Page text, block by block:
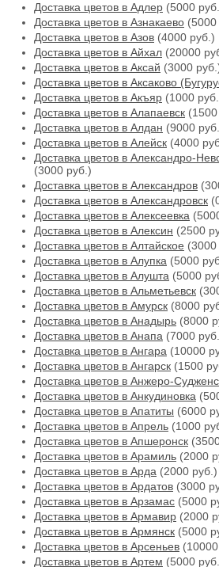
Доставка цветов в Адлер (5000
Доставка цветов в Азнакаево (5000
Доставка цветов в Азов (4000 руб.)
Доставка цветов в Айхал (20000
Доставка цветов в Аксай (3000
Доставка цветов в Аксаково
Доставка цветов в Акъяр (1000
Доставка цветов в Алапаевск
Доставка цветов в Алдан (9000
Доставка цветов в Алейск (4000
Доставка цветов в Александро-
(3000 руб.)
Доставка цветов в Александров
Доставка цветов в Александровск
Доставка цветов в Алексеевка
Доставка цветов в Алексин (2500
Доставка цветов в Алтайское (3000
Доставка цветов в Алупка (5000
Доставка цветов в Алушта (5000
Доставка цветов в Альметьевск
Доставка цветов в Амурск (8000
Доставка цветов в Анадырь (8000
Доставка цветов в Анапа (7000
Доставка цветов в Ангара (10000
Доставка цветов в Ангарск (1500
Доставка цветов в Анжеро-
Доставка цветов в Анкудиновка
Доставка цветов в Апатиты (6000
Доставка цветов в Апрель (1000
Доставка цветов в Апшеронск
Доставка цветов в Арамиль (2000
Доставка цветов в Арда (2000 руб.)
Доставка цветов в Ардатов (3000
Доставка цветов в Арзамас (5000
Доставка цветов в Армавир (2000
Доставка цветов в Армянск (5000
Доставка цветов в Арсеньев
Доставка цветов в Артем (5000